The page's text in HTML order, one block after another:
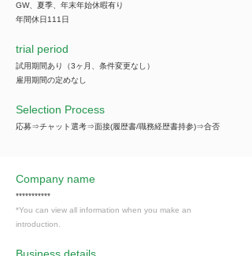
GW、夏季、年末年始休暇有り
年間休日111日
trial period
試用期間あり（3ヶ月、条件変更なし）
雇用期間の定めなし
Selection Process
応募⇒チャット選考⇒面接(履歴書/職務経歴書持参)⇒合否
Company name
***********
*You can view all information when you make an
introduction.